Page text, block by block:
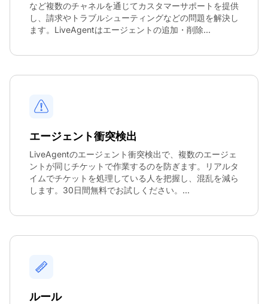
など複数のチャネルを通じてカスタマーサポートを提供
し、請求やトラブルシューティングなどの問題を解決し
ます。LiveAgentはエージェントの追加・削除...
エージェント衝突検出
LiveAgentのエージェント衝突検出で、複数のエージェ
ントが同じチケットで作業するのを防ぎます。リアルタ
イムでチケットを処理している人を把握し、混乱を減ら
します。30日間無料でお試しください。...
ルール